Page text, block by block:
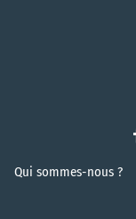
Qui sommes-nous ?